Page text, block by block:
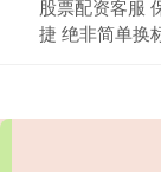
股票配资客服
捷 绝非简单换